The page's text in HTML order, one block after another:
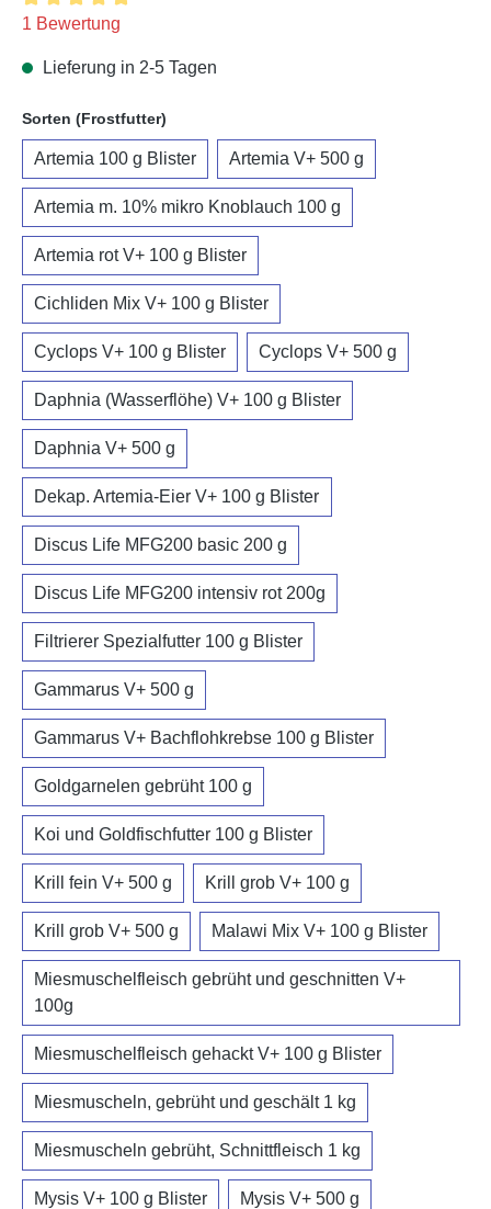
Durchschnittliche Bewertung von 5 von 5 Sternen
1 Bewertung
Lieferung in 2-5 Tagen
Sorten (Frostfutter)
Artemia 100 g Blister Artemia V+ 500 g
Artemia m. 10% mikro Knoblauch 100 g
Artemia rot V+ 100 g Blister
Cichliden Mix V+ 100 g Blister
Cyclops V+ 100 g Blister Cyclops V+ 500 g
Daphnia (Wasserflöhe) V+ 100 g Blister
Daphnia V+ 500 g
Dekap. Artemia-Eier V+ 100 g Blister
Discus Life MFG200 basic 200 g
Discus Life MFG200 intensiv rot 200g
Filtrierer Spezialfutter 100 g Blister
Gammarus V+ 500 g
Gammarus V+ Bachflohkrebse 100 g Blister
Goldgarnelen gebrüht 100 g
Koi und Goldfischfutter 100 g Blister
Krill fein V+ 500 g Krill grob V+ 100 g
Krill grob V+ 500 g Malawi Mix V+ 100 g Blister
Miesmuschelfleisch gebrüht und geschnitten V+
100g
Miesmuschelfleisch gehackt V+ 100 g Blister
Miesmuscheln, gebrüht und geschält 1 kg
Miesmuscheln gebrüht, Schnittfleisch 1 kg
Mysis V+ 100 g Blister Mysis V+ 500 g